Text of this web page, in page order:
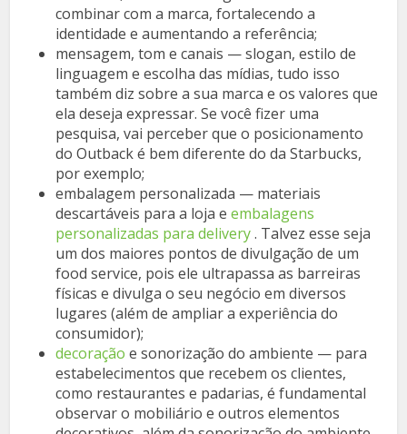
combinar com a marca, fortalecendo a
identidade e aumentando a referência;
mensagem, tom e canais — slogan, estilo de
linguagem e escolha das mídias, tudo isso
também diz sobre a sua marca e os valores que
ela deseja expressar. Se você fizer uma
pesquisa, vai perceber que o posicionamento
do Outback é bem diferente do da Starbucks,
por exemplo;
embalagem personalizada — materiais
descartáveis para a loja eembalagens
personalizadas para delivery. Talvez esse seja
um dos maiores pontos de divulgação de um
food service, pois ele ultrapassa as barreiras
físicas e divulga o seu negócio em diversos
lugares (além de ampliar a experiência do
consumidor);
decoração e sonorização do ambiente — para
estabelecimentos que recebem os clientes,
como restaurantes e padarias, é fundamental
observar o mobiliário e outros elementos